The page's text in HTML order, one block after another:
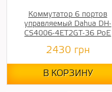
Коммутатор 6 портов
управляемый Dahua DH-
CS4006-4ET2GT-36 PoE
2430 грн
В КОРЗИНУ